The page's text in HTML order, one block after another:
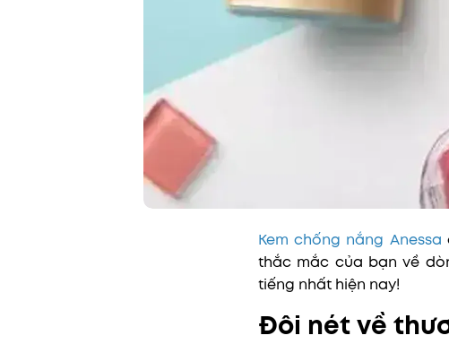
Kem chống nắng Anessa
thắc mắc của bạn về
tiếng nhất hiện nay!
Đôi nét về